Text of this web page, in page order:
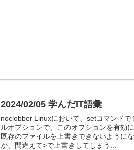
2024/02/05 学んだIT語彙
noclobber Linuxにおいて、setコマンドで
ルオプションで、このオプションを有効
既存のファイルを上書きできないように
が、間違えて>で上書きしてしまう...